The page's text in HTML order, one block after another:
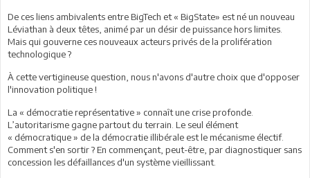
De ces liens ambivalents entre BigTech et « BigState» est né un nouveau
Léviathan à deux têtes, animé par un désir de puissance hors limites.
Mais qui gouverne ces nouveaux acteurs privés de la prolifération
technologique ?
À cette vertigineuse question, nous n'avons d'autre choix que d'opposer
l'innovation politique !
La « démocratie représentative » connaît une crise profonde.
L’autoritarisme gagne partout du terrain. Le seul élément
« démocratique » de la démocratie illibérale est le mécanisme électif.
Comment s'en sortir ? En commençant, peut-être, par diagnostiquer sans
concession les défaillances d'un système vieillissant.